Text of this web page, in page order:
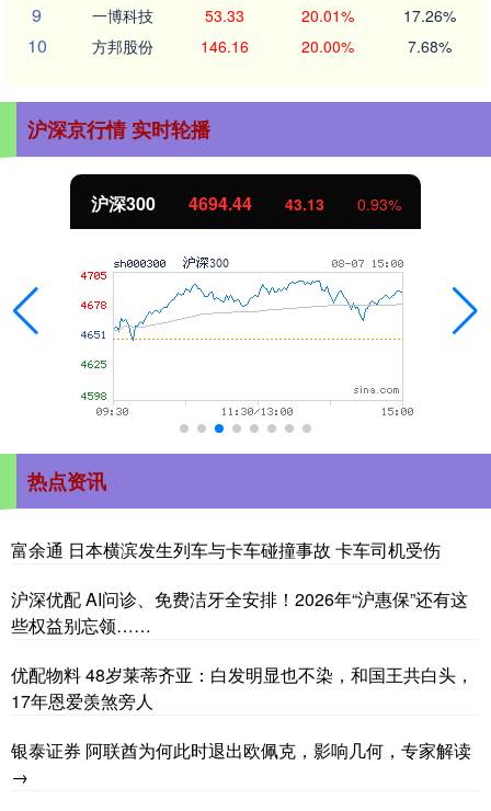
9 一博科技 53.33 20.01% 17.26%
10 方邦股份 146.16 20.00% 7.68%
沪深京行情 实时轮播
沪深300 4694.44 43.13 0.93%
热点资讯
富余通 日本横滨发生列车与卡车碰撞事故 卡车司机受伤
沪深优配 AI问诊、免费洁牙全安排！2026年“沪惠保”还有这
些权益别忘领……
优配物料 48岁莱蒂齐亚：白发明显也不染，和国王共白头，
17年恩爱羡煞旁人
银泰证券 阿联酋为何此时退出欧佩克，影响几何，专家解读
→